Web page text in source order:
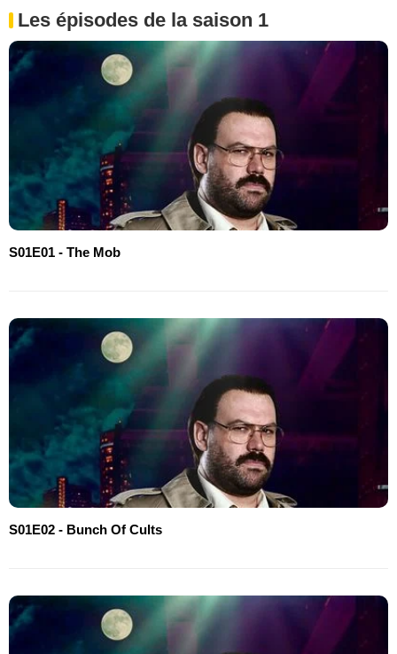
Les épisodes de la saison 1
S01E01 - The Mob
S01E02 - Bunch Of Cults